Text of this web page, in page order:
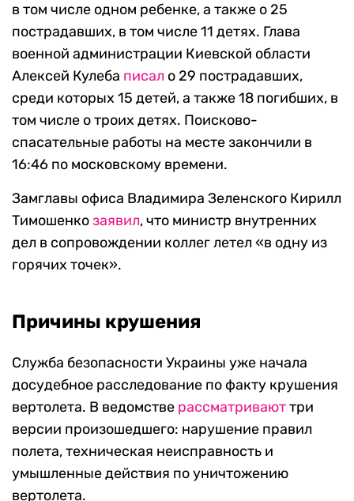
в том числе одном ребенке, а также о 25
пострадавших, в том числе 11 детях. Глава
военной администрации Киевской области
Алексей Кулеба писал о 29 пострадавших,
среди которых 15 детей, а также 18 погибших, в
том числе о троих детях. Поисково-
спасательные работы на месте закончили в
16:46 по московскому времени.
Замглавы офиса Владимира Зеленского Кирилл
Тимошенкозаявил, что министр внутренних
дел в сопровождении коллег летел «в одну из
горячих точек».
Причины крушения
Служба безопасности Украины уже начала
досудебное расследование по факту крушения
вертолета. В ведомстве рассматриваюттри
версии произошедшего: нарушение правил
полета, техническая неисправность и
умышленные действия по уничтожению
вертолета.